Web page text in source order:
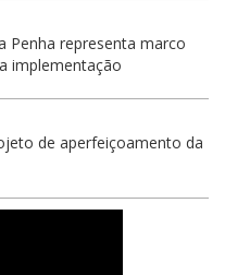
Penha representa marco
implementação
de aperfeiçoamento da